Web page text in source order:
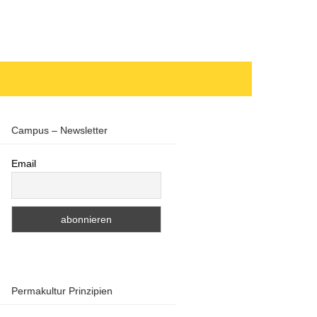
Campus – Newsletter
Email
Permakultur Prinzipien